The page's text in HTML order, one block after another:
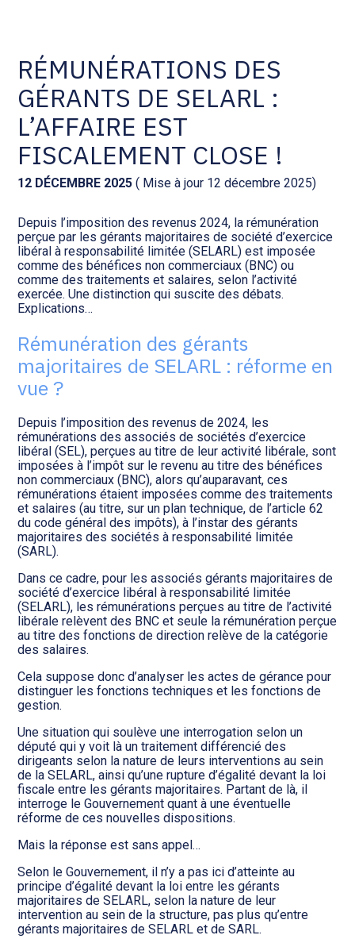
Social et ressources humaines
Assistance juridique
Pilotage d’entreprise
Audit légal
Gestion de patrimoine
Procédures collectives
Transition numérique
Tenue de votre comptabilité :
ACD
Facturation et pilotage :
EVOLIZ
Analyse et tableau de bord :
WAIBI
Gérer vos ressources
humaines : SILAE
RÉMUNÉRATIONS DES
GÉRANTS DE SELARL :
L’AFFAIRE EST
FISCALEMENT CLOSE !
12 DÉCEMBRE 2025 ( Mise à jour 12 décembre 2025)
Depuis l’imposition des revenus 2024, la rémunération
perçue par les gérants majoritaires de société d’exercice
libéral à responsabilité limitée (SELARL) est imposée
comme des bénéfices non commerciaux (BNC) ou
comme des traitements et salaires, selon l’activité
exercée. Une distinction qui suscite des débats.
Explications…
Rémunération des gérants
majoritaires de SELARL : réforme en
vue ?
Depuis l’imposition des revenus de 2024, les
rémunérations des associés de sociétés d’exercice
libéral (SEL), perçues au titre de leur activité libérale, sont
imposées à l’impôt sur le revenu au titre des bénéfices
non commerciaux (BNC), alors qu’auparavant, ces
rémunérations étaient imposées comme des traitements
et salaires (au titre, sur un plan technique, de l’article 62
du code général des impôts), à l’instar des gérants
majoritaires des sociétés à responsabilité limitée
(SARL).
Dans ce cadre, pour les associés gérants majoritaires de
société d’exercice libéral à responsabilité limitée
(SELARL), les rémunérations perçues au titre de l’activité
libérale relèvent des BNC et seule la rémunération perçue
au titre des fonctions de direction relève de la catégorie
des salaires.
Cela suppose donc d’analyser les actes de gérance pour
distinguer les fonctions techniques et les fonctions de
gestion.
Une situation qui soulève une interrogation selon un
député qui y voit là un traitement différencié des
dirigeants selon la nature de leurs interventions au sein
de la SELARL, ainsi qu’une rupture d’égalité devant la loi
fiscale entre les gérants majoritaires. Partant de là, il
interroge le Gouvernement quant à une éventuelle
réforme de ces nouvelles dispositions.
Mais la réponse est sans appel…
Selon le Gouvernement, il n’y a pas ici d’atteinte au
principe d’égalité devant la loi entre les gérants
majoritaires de SELARL, selon la nature de leur
intervention au sein de la structure, pas plus qu’entre
gérants majoritaires de SELARL et de SARL.